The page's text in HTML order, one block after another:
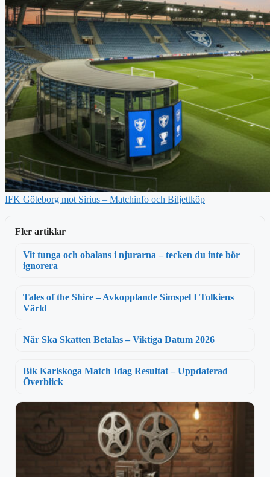
IFK Göteborg mot Sirius – Matchinfo och Biljettköp
Fler artiklar
Vit tunga och obalans i njurarna – tecken du inte bör
ignorera
Tales of the Shire – Avkopplande Simspel I Tolkiens
Värld
När Ska Skatten Betalas – Viktiga Datum 2026
Bik Karlskoga Match Idag Resultat – Uppdaterad
Överblick